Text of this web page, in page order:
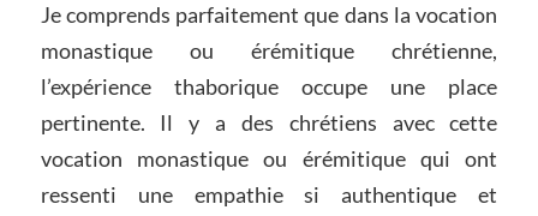
Je comprends parfaitement que dans la vocation
monastique ou érémitique chrétienne,
l’expérience thaborique occupe une place
pertinente. Il y a des chrétiens avec cette
vocation monastique ou érémitique qui ont
ressenti une empathie si authentique et